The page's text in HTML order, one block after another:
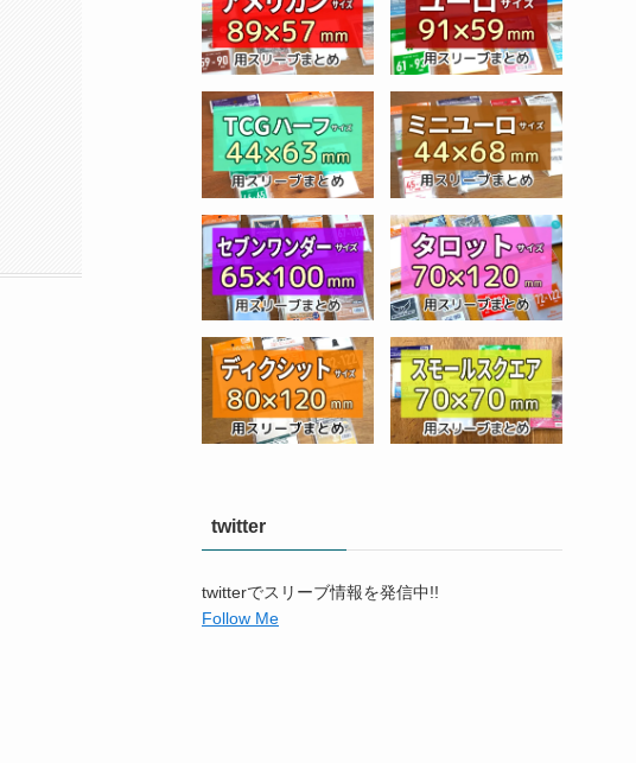
twitter
twitterでスリーブ情報を発信中!!
Follow Me